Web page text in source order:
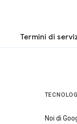
Termini di
Noi di